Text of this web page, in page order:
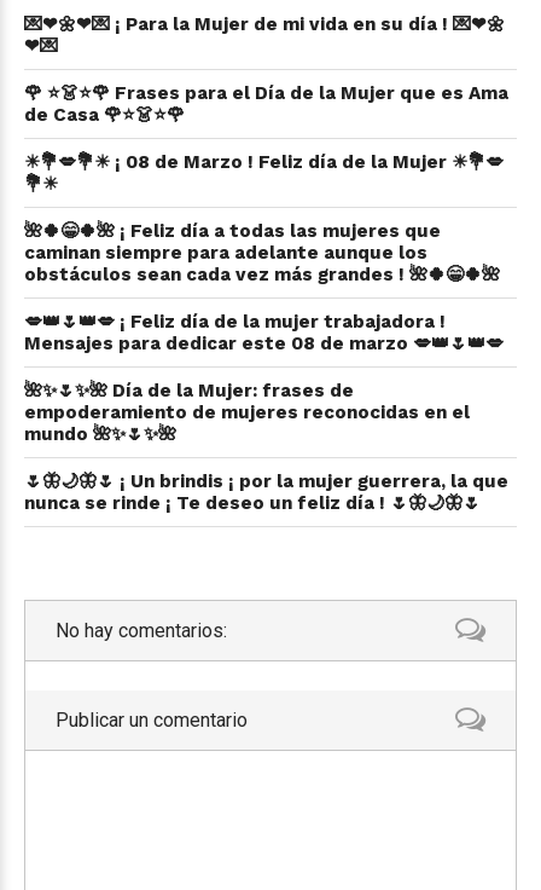
💌❤🌼❤💌 ¡ Para la Mujer de mi vida en su día ! 💌❤🌼
❤💌
🌹 ⭐👗⭐🌹 Frases para el Día de la Mujer que es Ama
de Casa 🌹⭐👗⭐🌹
☀💐💋💐☀ ¡ 08 de Marzo ! Feliz día de la Mujer ☀💐💋
💐☀
🌺🍀😁🍀🌺 ¡ Feliz día a todas las mujeres que
caminan siempre para adelante aunque los
obstáculos sean cada vez más grandes ! 🌺🍀😁🍀🌺
💋👑🌷👑💋 ¡ Feliz día de la mujer trabajadora !
Mensajes para dedicar este 08 de marzo 💋👑🌷👑💋
🌺✨🌷✨🌺 Día de la Mujer: frases de
empoderamiento de mujeres reconocidas en el
mundo 🌺✨🌷✨🌺
🌷🦋🌙🦋🌷 ¡ Un brindis ¡ por la mujer guerrera, la que
nunca se rinde ¡ Te deseo un feliz día ! 🌷🦋🌙🦋🌷
No hay comentarios:
Publicar un comentario